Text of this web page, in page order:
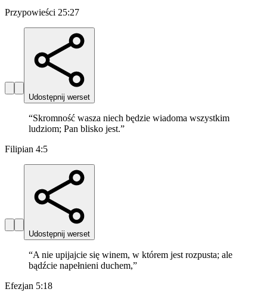
Przypowieści 25:27
Udostępnij werset
“Skromność wasza niech będzie wiadoma wszystkim
ludziom; Pan blisko jest.”
Filipian 4:5
Udostępnij werset
“A nie upijajcie się winem, w którem jest rozpusta; ale
bądźcie napełnieni duchem,”
Efezjan 5:18